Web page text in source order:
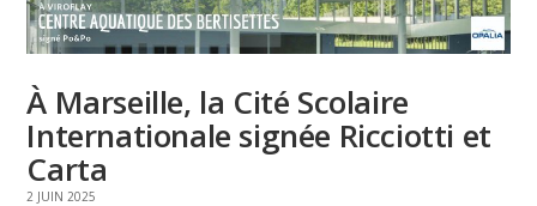
À Marseille, la Cité Scolaire
Internationale signée Ricciotti et
Carta
2 JUIN 2025